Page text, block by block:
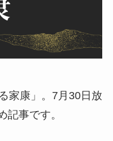
家康」。7月30日放
記事です。